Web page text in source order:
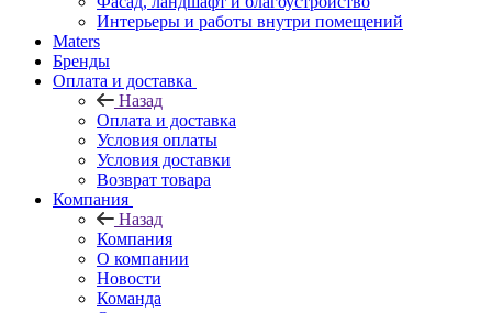
Интерьеры и работы внутри помещений
Maters
Бренды
Оплата и доставка
Назад
Оплата и доставка
Условия оплаты
Условия доставки
Возврат товара
Компания
Назад
Компания
О компании
Новости
Команда